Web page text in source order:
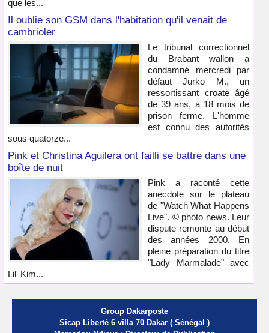
que les...
Il oublie son GSM dans l'habitation qu'il venait de
cambrioler
Le tribunal correctionnel
du Brabant wallon a
condamné mercredi par
défaut Jurko M., un
ressortissant croate âgé
de 39 ans, à 18 mois de
prison ferme. L'homme
est connu des autorités
sous quatorze...
Pink et Christina Aguilera ont failli se battre dans une
boîte de nuit
Pink a raconté cette
anecdote sur le plateau
de "Watch What Happens
Live". © photo news. Leur
dispute remonte au début
des années 2000. En
pleine préparation du titre
"Lady Marmalade" avec
Lil' Kim...
Group Dakarposte
Sicap Liberté 6 villa 70 Dakar ( Sénégal )